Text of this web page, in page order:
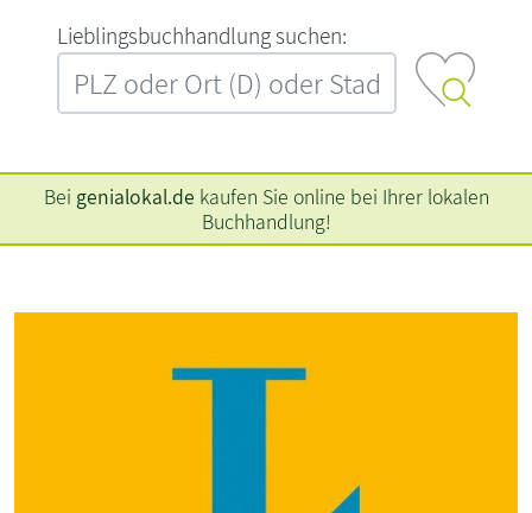
L‍i‍e‍b‍l‍i‍n‍g‍s‍b‍u‍c‍h‍h‍a‍n‍d‍l‍u‍n‍g‍ ‍s‍u‍c‍h‍e‍n‍:‍
Bei genialokal.de kaufen Sie online bei Ihrer lokalen
Buchhandlung!